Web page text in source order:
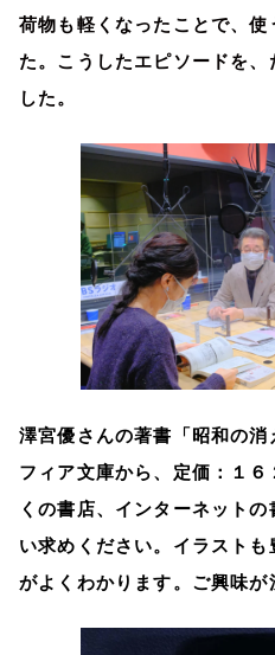
荷物も軽くなったことで、
た。こうしたエピソードを
した。
澤宮優さんの著書「昭和の
フィア文庫から、定価：１
くの書店、インターネット
い求めください。イラスト
がよくわかります。ご興味が